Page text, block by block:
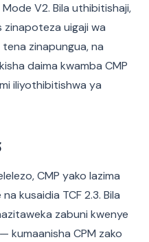
V2. Bila uthibitishaji,
zinapoteza uigaji wa
zinapungua, na
daima kwamba CMP
iliyothibitishwa ya
CMP yako lazima
kusaidia TCF 2.3. Bila
zabuni kwenye
kumaanisha CPM zako